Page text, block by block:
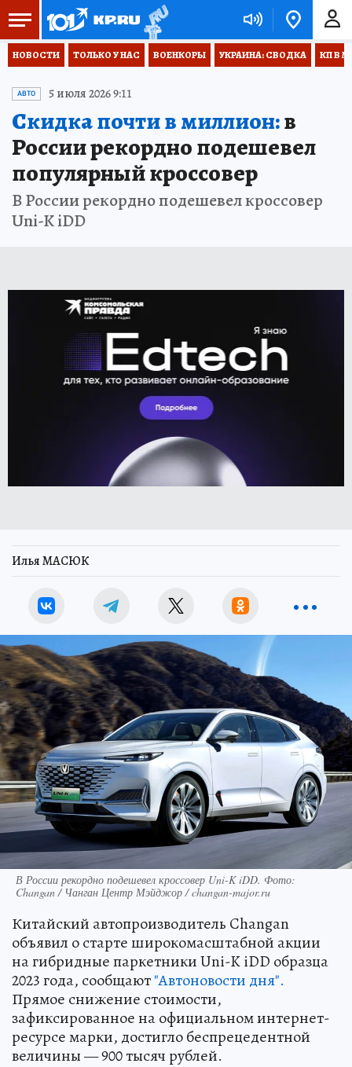
НОВОСТИ ТОЛЬКО У НАС ВОЕНКОРЫ УКРАИНА: СВОДКА КП В
АВТО 5 июля 2026 9:11
Скидка почти в миллион:в
России рекордно подешевел
популярный кроссовер
В России рекордно подешевел кроссовер
Uni-K iDD
Илья МАСЮК
В России рекордно подешевел кроссовер Uni-K iDD. Фото:
Changan / Чанган Центр Мэйджор / changan-major.ru
Китайский автопроизводитель Changan
объявил о старте широкомасштабной акции
на гибридные паркетники Uni-K iDD образца
2023 года, сообщают"Автоновости дня".
Прямое снижение стоимости,
зафиксированное на официальном интернет-
ресурсе марки, достигло беспрецедентной
величины — 900 тысяч рублей.